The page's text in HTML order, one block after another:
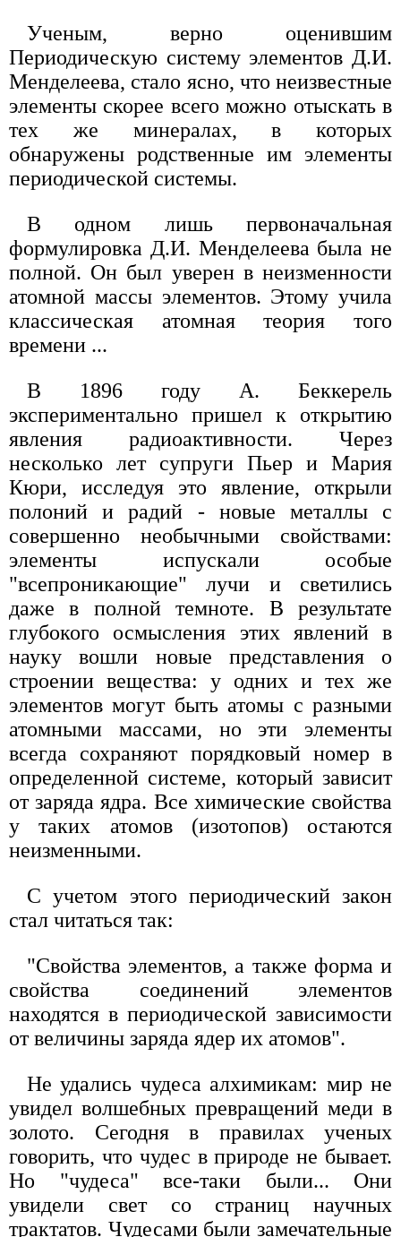
Ученым, верно оценившим
Периодическую систему элементов Д.И.
Менделеева, стало ясно, что неизвестные
элементы скорее всего можно отыскать в
тех же минералах, в которых
обнаружены родственные им элементы
периодической системы.
В одном лишь первоначальная
формулировка Д.И. Менделеева была не
полной. Он был уверен в неизменности
атомной массы элементов. Этому учила
классическая атомная теория того
времени ...
В 1896 году А. Беккерель
экспериментально пришел к открытию
явления радиоактивности. Через
несколько лет супруги Пьер и Мария
Кюри, исследуя это явление, открыли
полоний и радий - новые металлы с
совершенно необычными свойствами:
элементы испускали особые
"всепроникающие" лучи и светились
даже в полной темноте. В результате
глубокого осмысления этих явлений в
науку вошли новые представления о
строении вещества: у одних и тех же
элементов могут быть атомы с разными
атомными массами, но эти элементы
всегда сохраняют порядковый номер в
определенной системе, который зависит
от заряда ядра. Все химические свойства
у таких атомов (изотопов) остаются
неизменными.
С учетом этого периодический закон
стал читаться так:
"Свойства элементов, а также форма и
свойства соединений элементов
находятся в периодической зависимости
от величины заряда ядер их атомов".
Не удались чудеса алхимикам: мир не
увидел волшебных превращений меди в
золото. Сегодня в правилах ученых
говорить, что чудес в природе не бывает.
Но "чудеса" все-таки были... Они
увидели свет со страниц научных
трактатов. Чудесами были замечательные